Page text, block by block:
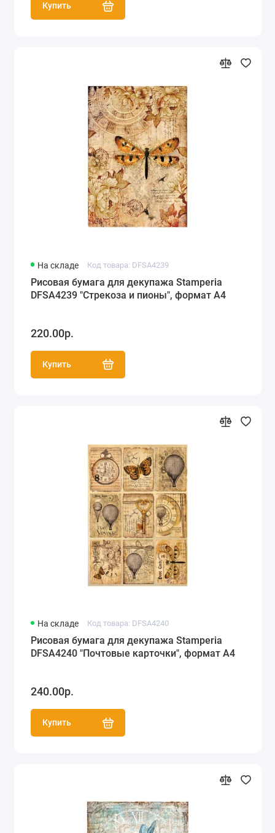
Купить
На складе Код товара: DFSA4239
Рисовая бумага для декупажа Stamperia
DFSA4239 "Стрекоза и пионы", формат А4
220.00р.
Купить
На складе Код товара: DFSA4240
Рисовая бумага для декупажа Stamperia
DFSA4240 "Почтовые карточки", формат А4
240.00р.
Купить